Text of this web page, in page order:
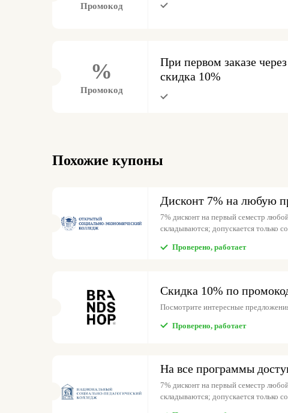
Промокод
%
Промокод
При первом заказе
скидка 10%
Похожие купоны
Дисконт 7% на любую
7% дисконт на первый семестр
складываются; допускается только
Проверено, работает
Скидка 10% по
Посмотрите интересные
Проверено, работает
На все программы
7% дисконт на первый семестр
складываются; допускается только